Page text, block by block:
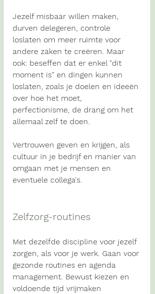
Jezelf misbaar willen maken,
durven delegeren, controle
loslaten om meer ruimte voor
andere zaken te creëren. Maar
ook: beseffen dat er enkel "dit
moment is" en dingen kunnen
loslaten, zoals je doelen en ideeën
over hoe het moet,
perfectionisme, de drang om het
allemaal zelf te doen.
Vertrouwen geven en krijgen, als
cultuur in je bedrijf en manier van
omgaan met je mensen en
eventuele collega's.
Zelfzorg-routines
Met dezelfde discipline voor jezelf
zorgen, als voor je werk. Gaan voor
gezonde routines en agenda
management. Bewust kiezen en
voldoende tijd vrijmaken